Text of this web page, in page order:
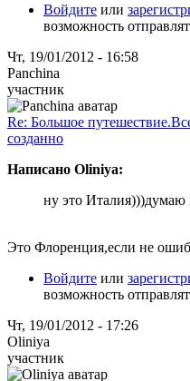
Войдите или
возможность
Чт, 19/01/2012 - 16:58
Panchina
участник
Re: Большое
созданно
Написано Oliniya:
ну это Италия)))думаю
Это Флоренция,если не
Войдите или
возможность
Чт, 19/01/2012 - 17:26
Oliniya
участник